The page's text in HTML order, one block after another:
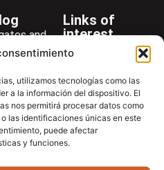
utilizamos tecnologías como las
a la información del dispositivo. El
nos permitirá procesar datos como
las identificaciones únicas en este
puede afectar
y funciones.
and
Links of
interest
Company
News
Newsletter
Download
Contac